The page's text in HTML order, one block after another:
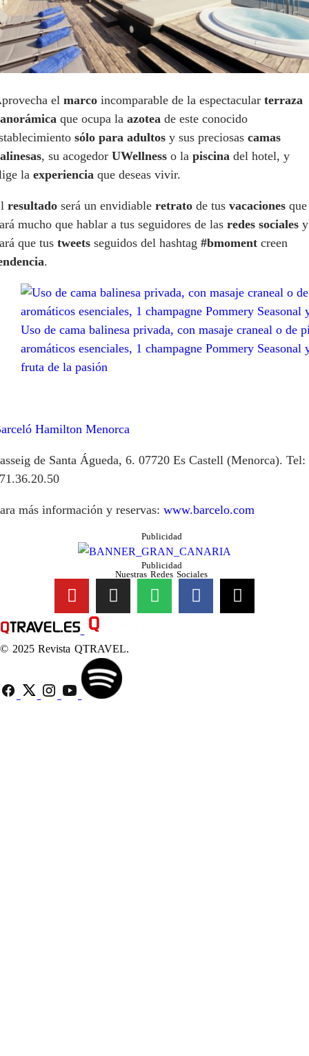
el marco incomparable de la espectacular terraza
que ocupa la azotea de este conocido
sólo para adultos y sus preciosas camas
, su acogedor UWellness o la piscina del hotel, y
la experiencia que deseas vivir.
resultado será un envidiable retrato de tus vacaciones que
mucho que hablar a tus seguidores de las redes sociales y
que tus tweets seguidos del hashtag #bmoment creen
.
Uso de cama balinesa privada, con masaje craneal o de
aromáticos esenciales, 1 champagne Pommery Seasonal
fruta de la pasión
Hamilton Menorca
de Santa Águeda, 6. 07720 Es Castell (Menorca). Tel:
más información y reservas: www.barcelo.com
Publicidad
Publicidad
Nuestras Redes Sociales
© 2025 Revista QTRAVEL.